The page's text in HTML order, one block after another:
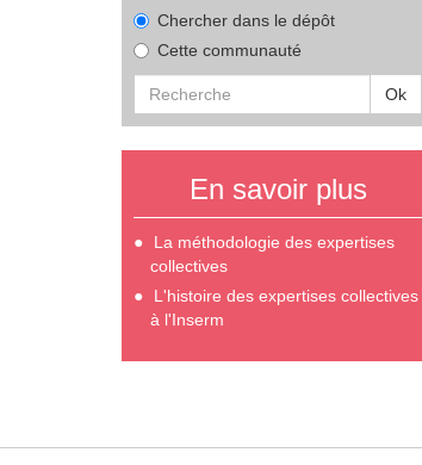
Chercher dans le dépôt
Cette communauté
Ok
En savoir plus
La méthodologie des expertises
collectives
L'histoire des expertises collectives
à l'Inserm